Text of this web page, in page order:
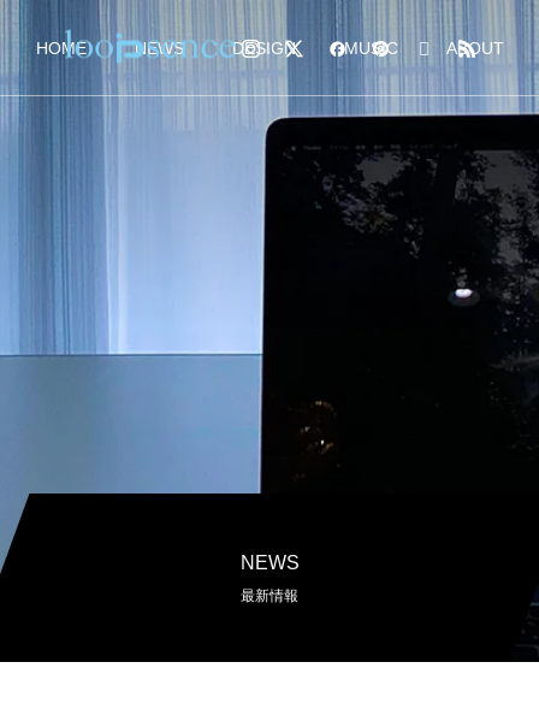
HOME NEWS DESIGN MUSIC ABOUT
NEWS
最新情報